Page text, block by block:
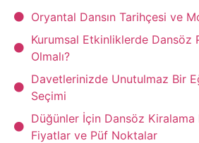
Oryantal Dansın Tarihçesi ve
Kurumsal Etkinliklerde Dansöz
Olmalı?
Davetlerinizde Unutulmaz Bir
Seçimi
Düğünler İçin Dansöz Kiralama
Fiyatlar ve Püf Noktalar